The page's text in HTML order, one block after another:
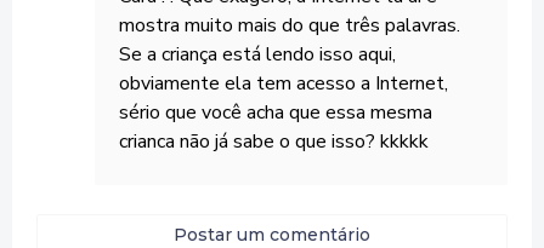
mostra muito mais do que três palavras.
Se a criança está lendo isso aqui,
obviamente ela tem acesso a Internet,
sério que você acha que essa mesma
crianca não já sabe o que isso? kkkkk
Postar um comentário